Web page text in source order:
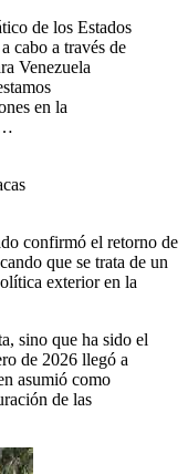
de los Estados
cabo a través de
Venezuela
en la
confirmó el retorno de
que se trata de un
exterior en la
sino que ha sido el
de 2026 llegó a
asumió como
de las